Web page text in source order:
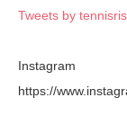
Tweets by
Instagram
https://